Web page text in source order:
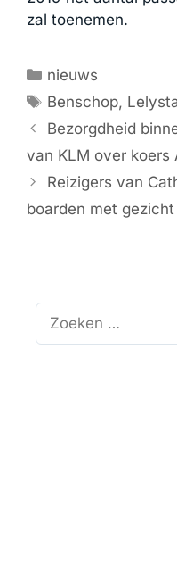
zal toenemen.
Categorieën
nieuws
Tags
Benschop,
Bezorgdheid
van KLM over koers
Reizigers van
boarden met
Zoek